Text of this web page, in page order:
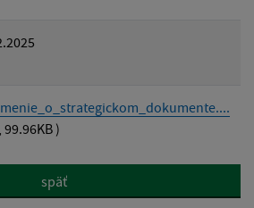
99.96KB )
späť